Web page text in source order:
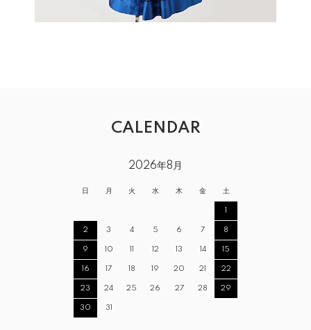
CALENDAR
2026年8月
日 月 火 水 木 金 土
1
2 3 4 5 6 7 8
9 10 11 12 13 14 15
16 17 18 19 20 21 22
23 24 25 26 27 28 29
30 31